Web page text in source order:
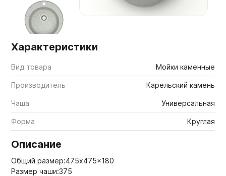
Характеристики
Вид товара Мойки каменные
Производитель Карельский камень
Чаша Универсальная
Форма Круглая
Описание
Общий размер:475x475x180
Размер чаши:375